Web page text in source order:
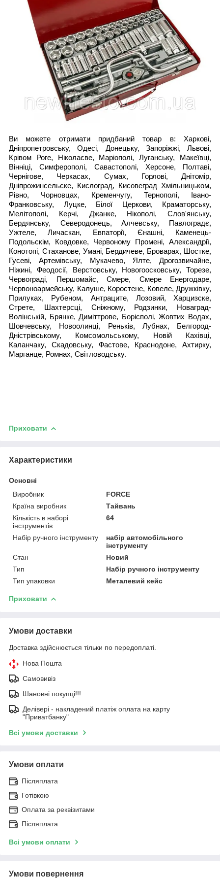
Ви можете отримати придбаний товар в: Харкові,
Дніпропетровську, Одесі, Донецьку, Запоріжжі, Львові,
Крівом Роге, Ніколаєве, Маріополі, Луганську, Макеївці,
Вінніці, Симферополі, Савастополі, Херсоне, Полтаві,
Чернігове, Черкасах, Сумах, Горлові, Днітомір,
Дніпрожинсельске, Кислоград, Кисовеград Хмільницьком,
Рівно, Чорновцах, Кременчугу, Тернополі, Івано-
Франковську, Луцке, Білої Церкови, Краматорську,
Мелітополі, Керчі, Джанке, Нікополі, Слов'янську,
Бердянську, Северодонець, Алчевську, Павлоградє,
Ужтеле, Личаскан, Евпаторії, Єнашні, Каменець-
Подольскім, Ковдовке, Червоному Промені, Александрії,
Конотопі, Стаханове, Умані, Бердичеве, Броварах, Шостке,
Гусеві, Артемівську, Мукачево, Ялте, Дрогозвичайне,
Ніжині, Феодосії, Верстовську, Новогоосковську, Торезе,
Червограді, Першомайс, Смере, Смере Енергодаре,
Червоноармейську, Калуше, Коростене, Ковеле, Дружківку,
Прилуках, Рубеном, Антраците, Лозовий, Харцизске,
Стрете, Шахтерсці, Сніжному, Родзинки, Новаград-
Волінській, Брянке, Диміттрове, Борісполі, Жовтих Водах,
Шовчевську, Новоолинці, Реньків, Лубнах, Белгород-
Дністрівському, Комсомольському, Новій Кахівці,
Каланчаку, Скадовську, Фастове, Краснодоне, Ахтирку,
Марганце, Ромнах, Світловодську.
Приховати
Характеристики
Основні
Виробник
FORCE
Країна виробник
Тайвань
Кількість в наборі
інструментів
64
Набір ручного інструменту
набір автомобільного
інструменту
Стан
Новий
Тип
Набір ручного інструменту
Тип упаковки
Металевий кейс
Приховати
Умови доставки
Доставка здійснюється тільки по передоплаті.
Нова Пошта
Самовивіз
Шановні покупці!!!
Делівері - накладений платіж оплата на карту
"Приватбанку"
Всі умови доставки
Умови оплати
Післяплата
Готівкою
Оплата за реквізитами
Післяплата
Всі умови оплати
Умови повернення